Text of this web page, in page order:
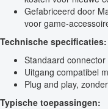
Gefabriceerd door
voor game-
Technische specificaties:
Standaard
Uitgang compatibel
Plug and play,
Typische toepassingen: